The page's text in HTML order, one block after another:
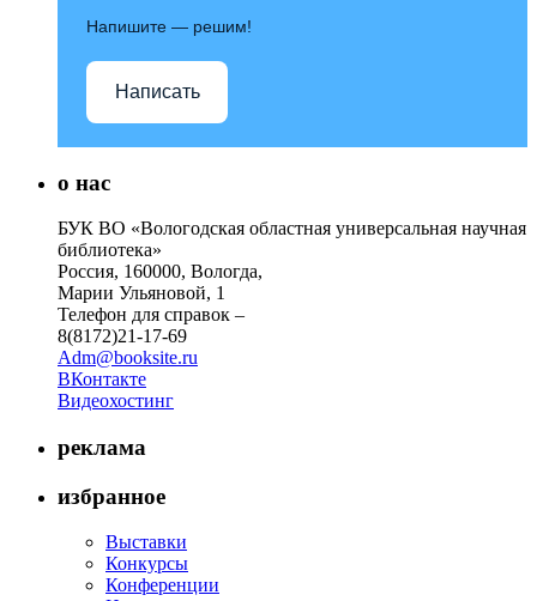
Напишите — решим!
Написать
о нас
БУК ВО «Вологодская областная универсальная научная
библиотека»
Россия, 160000, Вологда,
Марии Ульяновой, 1
Телефон для справок –
8(8172)21-17-69
Adm@booksite.ru
ВКонтакте
Видеохостинг
реклама
избранное
Выставки
Конкурсы
Конференции